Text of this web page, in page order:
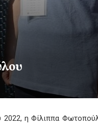
2022, η Φίλιππα